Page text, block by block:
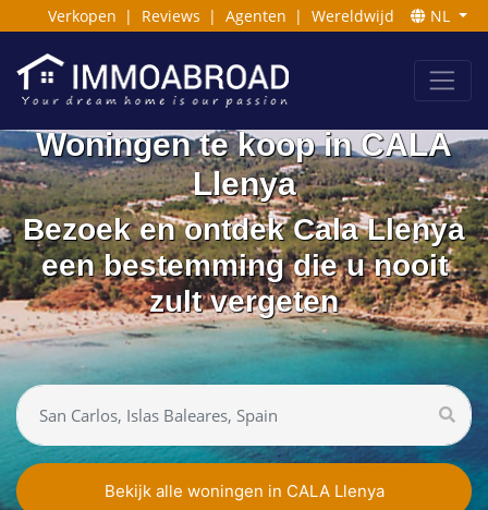
Verkopen | Reviews | Agenten | Wereldwijd NL
Woningen te koop in CALA
Llenya
Bezoek en ontdek Cala Llenya
een bestemming die u nooit
zult vergeten
Bekijk alle woningen in CALA Llenya